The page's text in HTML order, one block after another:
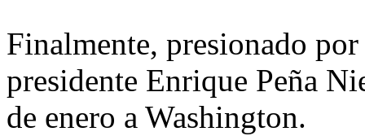
Finalmente, presionado
presidente Enrique Peña
de enero a Washington.